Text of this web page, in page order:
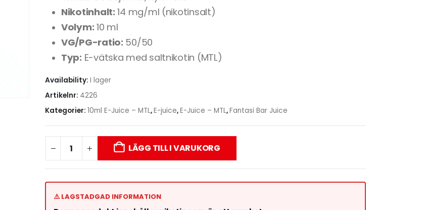
Nikotinhalt: 14 mg/ml (nikotinsalt)
Volym: 10 ml
VG/PG-ratio: 50/50
Typ: E-vätska med saltnikotin (MTL)
Availability: I lager
Artikelnr: 4226
Kategorier: 10ml E-Juice – MTL,E-juice,E-Juice – MTL,Fantasi Bar Juice
LÄGG TILL I VARUKORG
⚠️ LAGSTADGAD INFORMATION